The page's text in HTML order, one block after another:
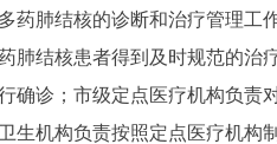
肺结核的诊断和治疗管理工作
肺结核患者得到及时规范的治
确诊；市级定点医疗机构负责
生机构负责按照定点医疗机构